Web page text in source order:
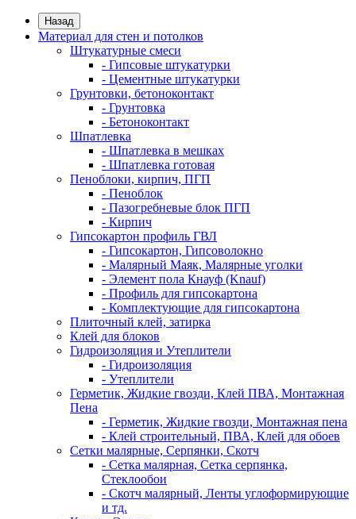
Назад
Материал для стен и потолков
Штукатурные смеси
- Гипсовые штукатурки
- Цементные штукатурки
Грунтовки, бетоноконтакт
- Грунтовка
- Бетоноконтакт
Шпатлевка
- Шпатлевка в мешках
- Шпатлевка готовая
Пеноблоки, кирпич, ПГП
- Пеноблок
- Пазогребневые блок ПГП
- Кирпич
Гипсокартон профиль ГВЛ
- Гипсокартон, Гипсоволокно
- Малярный Маяк, Малярные уголки
- Элемент пола Кнауф (Knauf)
- Профиль для гипсокартона
- Комплектующие для гипсокартона
Плиточный клей, затирка
Клей для блоков
Гидроизоляция и Утеплители
- Гидроизоляция
- Утеплители
Герметик, Жидкие гвозди, Клей ПВА, Монтажная
Пена
- Герметик, Жидкие гвозди, Монтажная пена
- Клей строительный, ПВА, Клей для обоев
Сетки малярные, Серпянки, Скотч
- Сетка малярная, Сетка серпянка,
Стеклообои
- Скотч малярный, Ленты углоформирующие
и тд.